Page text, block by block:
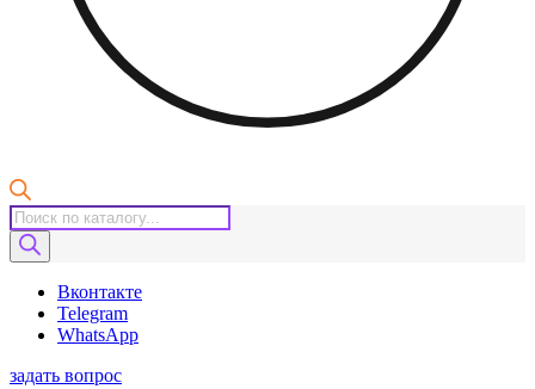
Поиск
товаров
Вконтакте
Telegram
WhatsApp
задать вопрос